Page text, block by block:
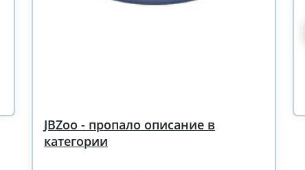
JBZoo - пропало описание в
категории